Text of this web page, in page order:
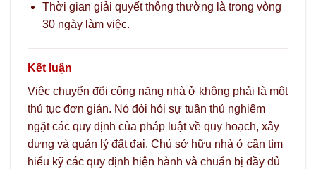
Thời gian giải quyết thông thường là trong vòng
30 ngày làm việc.
Kết luận
Việc chuyển đổi công năng nhà ở không phải là một
thủ tục đơn giản. Nó đòi hỏi sự tuân thủ nghiêm
ngặt các quy định của pháp luật về quy hoạch, xây
dựng và quản lý đất đai. Chủ sở hữu nhà ở cần tìm
hiểu kỹ các quy định hiện hành và chuẩn bị đầy đủ